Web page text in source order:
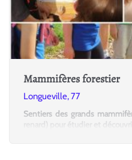
Mammifères forestier
Longueville, 77
Sentiers des grands
renard) pour étudier et